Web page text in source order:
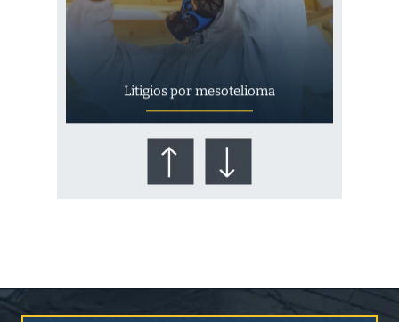
Litigios por mesotelioma
¿Quién corre el riesgo de